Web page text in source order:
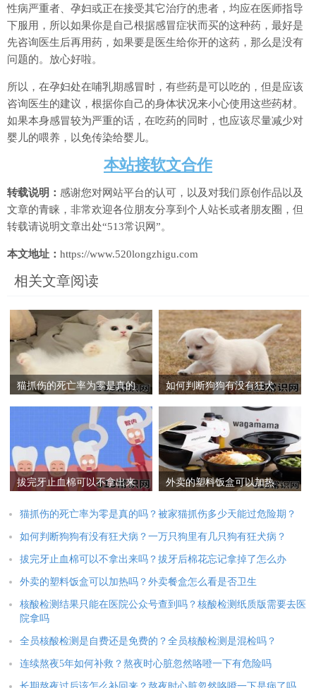
性病严重者、孕妇或正在接受其它治疗的患者，均应在医师指导
下服用，所以如果你是自己根据感冒症状而买的这种药，最好是
先咨询医生后再用药，如果要是医生给你开的这药，那么是没有
问题的。放心好啦。
所以，在孕妇处在哺乳期感冒时，有些药是可以吃的，但是应该
咨询医生的建议，根据你自己的身体状况来小心使用这些药材。
如果本身感冒较为严重的话，在吃药的同时，也应该尽量减少对
婴儿的喂养，以免传染给婴儿。
本站接软文合作
转载说明： 感谢您对网站平台的认可，以及对我们原创作品以及
文章的青睐，非常欢迎各位朋友分享到个人站长或者朋友圈，但
转载请说明文章出处“513常识网”。
本文地址： https://www.520longzhigu.com
相关文章阅读
猫抓伤的死亡率为零是真的
如何判断狗狗有没有狂犬
狂犬病？
拔完牙止血棉可以不拿出来
怎么办
外卖的塑料饭盒可以加热
生
猫抓伤的死亡率为零是真的吗？被家猫抓伤多少天能过危险期？
如何判断狗狗有没有狂犬病？一万只狗里有几只狗有狂犬病？
拔完牙止血棉可以不拿出来吗？拔牙后棉花忘记拿掉了怎么办
外卖的塑料饭盒可以加热吗？外卖餐盒怎么看是否卫生
核酸检测结果只能在医院公众号查到吗？核酸检测纸质版需要去医
院拿吗
全员核酸检测是自费还是免费的？全员核酸检测是混检吗？
连续熬夜5年如何补救？熬夜时心脏忽然咯噔一下有危险吗